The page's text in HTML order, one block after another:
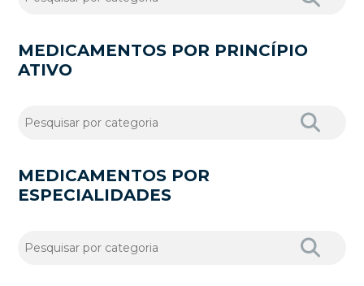
MEDICAMENTOS POR PRINCÍPIO
ATIVO
MEDICAMENTOS POR
ESPECIALIDADES